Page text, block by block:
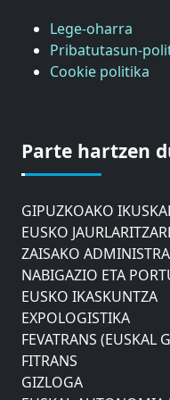
Lege-oharra
Pribatutasun-
Cookie politika
Parte hartzen
GIPUZKOAKO
DONOSTIAKO
GIPUZKOAKO
EUSKO
ZAISAKO
NABIGAZIO ETA
EUSKO IKASKUNTZA
EXPOLOGISTIKA
FEVATRANS (EUSKAL
FITRANS
GIZLOGA